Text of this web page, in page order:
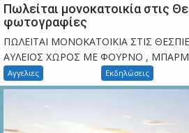
Πωλείται μονοκατοικία στις
φωτογραφίες
ΠΩΛΕΙΤΑΙ ΜΟΝΟΚΑΤΟΙΚΙΑ ΣΤΙΣ
ΑΥΛΕΙΟΣ ΧΩΡΟΣ ΜΕ ΦΟΥΡΝΟ ,
Αγγελιες Εκδηλώσεις